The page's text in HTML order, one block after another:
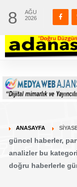
8
AĞU
2026
ANASAYFA
güncel haberler,
analizler bu
doğru haberlerle